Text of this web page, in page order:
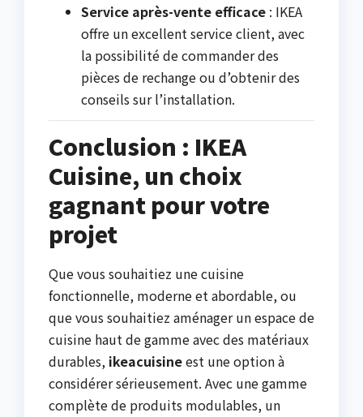
Service après-vente efficace : IKEA
offre un excellent service client, avec
la possibilité de commander des
pièces de rechange ou d’obtenir des
conseils sur l’installation.
Conclusion : IKEA
Cuisine, un choix
gagnant pour votre
projet
Que vous souhaitiez une cuisine
fonctionnelle, moderne et abordable, ou
que vous souhaitiez aménager un espace de
cuisine haut de gamme avec des matériaux
durables, ikeacuisineest une option à
considérer sérieusement. Avec une gamme
complète de produits modulables, un